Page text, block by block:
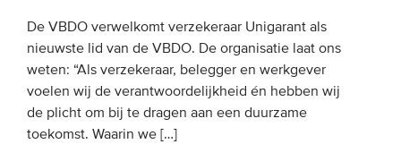
De VBDO verwelkomt verzekeraar Unigarant als
nieuwste lid van de VBDO. De organisatie laat ons
weten: “Als verzekeraar, belegger en werkgever
voelen wij de verantwoordelijkheid én hebben wij
de plicht om bij te dragen aan een duurzame
toekomst. Waarin we […]